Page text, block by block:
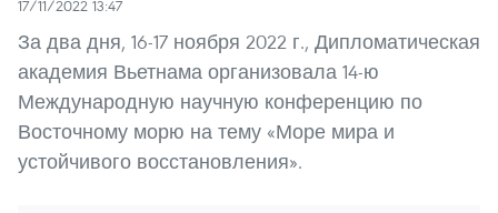
17/11/2022 13:47
За два дня, 16-17 ноября 2022 г., Дипломатическая
академия Вьетнама организовала 14-ю
Международную научную конференцию по
Восточному морю на тему «Море мира и
устойчивого восстановления».